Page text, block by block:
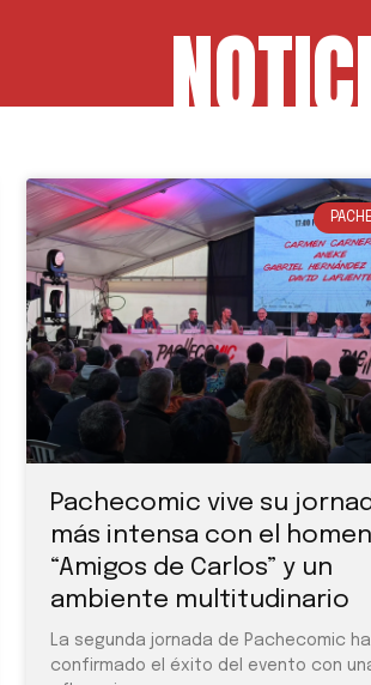
Pachecomic vive su
más intensa con el
“Amigos de Carlos” y un
ambiente multitudinario
La segunda jornada de Pachecomic ha
confirmado el éxito del evento con